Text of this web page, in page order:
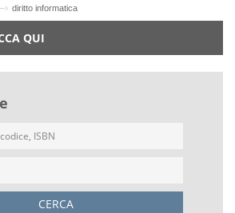
diritto informatica
QUI
CERCA